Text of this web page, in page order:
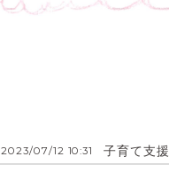
2023/07/12 10:31 子育て支